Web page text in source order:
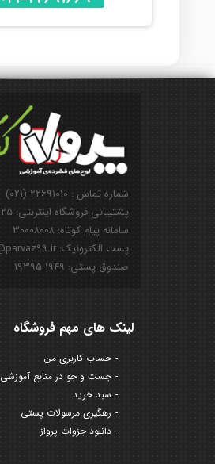
شماره تماس : ۲۲۶۹۱۰۱۰-(۰۲۱)
پشتیبانی فروشگاه اینترنتی: ۰۹۱۲۸۵۰۱۱۲۵
سامانه پیام کوتاه: ۳۰۰۰۸۰۰۸
پست الکترونیک: info@parvaz99.ir
صندوق پستی: ۱۹۴۹-۱۹۳۹۵
لینک های مهم فروشگاه
حساب کاربری من
جست و جو در منابع آموزشی
سبد خرید
رهگیری مرسولات پستی
دانلود جزوات پرواز